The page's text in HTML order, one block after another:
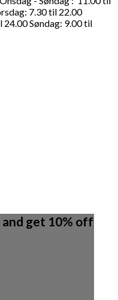
7.30 til 22.00
Søndag: 9.00 til
get 10% off